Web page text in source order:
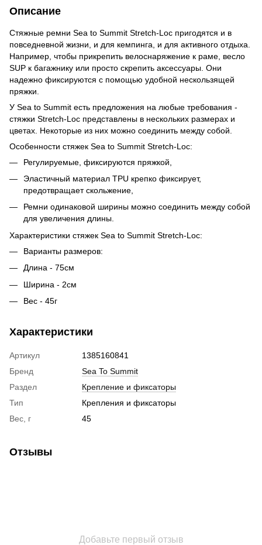
Описание
Стяжные ремни Sea to Summit Stretch-Loc пригодятся и в
повседневной жизни, и для кемпинга, и для активного отдыха.
Например, чтобы прикрепить велоснаряжение к раме, весло
SUP к багажнику или просто скрепить аксессуары. Они
надежно фиксируются с помощью удобной нескользящей
пряжки.
У Sea to Summit есть предложения на любые требования -
стяжки Stretch-Loc представлены в нескольких размерах и
цветах. Некоторые из них можно соединить между собой.
Особенности стяжек Sea to Summit Stretch-Loc:
Регулируемые, фиксируются пряжкой,
Эластичный материал TPU крепко фиксирует,
предотвращает скольжение,
Ремни одинаковой ширины можно соединить между собой
для увеличения длины.
Характеристики стяжек Sea to Summit Stretch-Loc:
Варианты размеров:
Длина - 75см
Ширина - 2см
Вес - 45г
Характеристики
Артикул
1385160841
Бренд
Sea To Summit
Раздел
Крепление и фиксаторы
Тип
Крепления и фиксаторы
Вес, г
45
Отзывы
Добавьте первый отзыв